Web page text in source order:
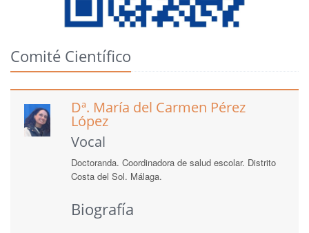
Comité Científico
Dª. María del Carmen Pérez
López
Vocal
Doctoranda. Coordinadora de salud escolar. Distrito
Costa del Sol. Málaga.
Biografía